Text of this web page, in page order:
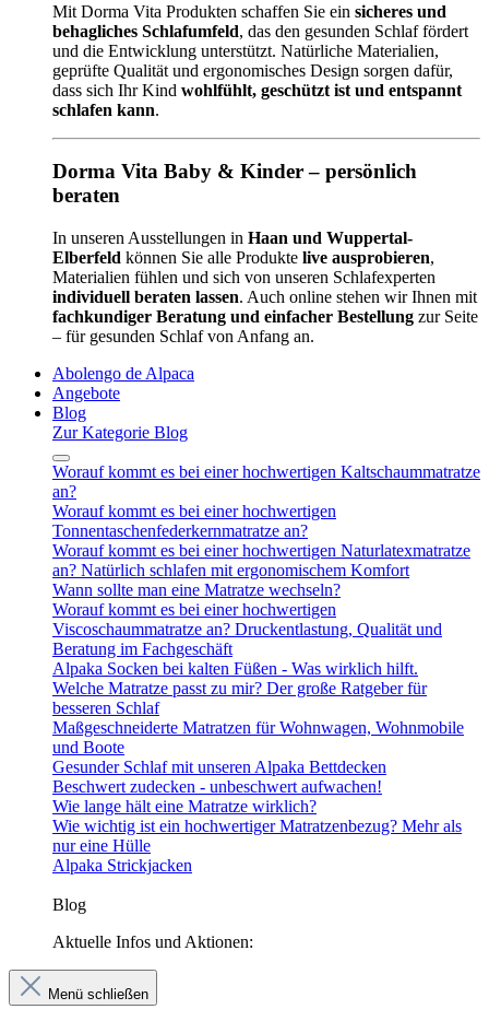
Mit Dorma Vita Produkten schaffen Sie ein sicheres und
behagliches Schlafumfeld, das den gesunden Schlaf fördert
und die Entwicklung unterstützt. Natürliche Materialien,
geprüfte Qualität und ergonomisches Design sorgen dafür,
dass sich Ihr Kind wohlfühlt, geschützt ist und entspannt
schlafen kann.
Dorma Vita Baby & Kinder – persönlich
beraten
In unseren Ausstellungen in Haan und Wuppertal-
Elberfeld können Sie alle Produkte live ausprobieren,
Materialien fühlen und sich von unseren Schlafexperten
individuell beraten lassen. Auch online stehen wir Ihnen mit
fachkundiger Beratung und einfacher Bestellung zur Seite
– für gesunden Schlaf von Anfang an.
Abolengo de Alpaca
Angebote
Blog
Zur Kategorie Blog
Worauf kommt es bei einer hochwertigen Kaltschaummatratze
an?
Worauf kommt es bei einer hochwertigen
Tonnentaschenfederkernmatratze an?
Worauf kommt es bei einer hochwertigen Naturlatexmatratze
an? Natürlich schlafen mit ergonomischem Komfort
Wann sollte man eine Matratze wechseln?
Worauf kommt es bei einer hochwertigen
Viscoschaummatratze an? Druckentlastung, Qualität und
Beratung im Fachgeschäft
Alpaka Socken bei kalten Füßen - Was wirklich hilft.
Welche Matratze passt zu mir? Der große Ratgeber für
besseren Schlaf
Maßgeschneiderte Matratzen für Wohnwagen, Wohnmobile
und Boote
Gesunder Schlaf mit unseren Alpaka Bettdecken
Beschwert zudecken - unbeschwert aufwachen!
Wie lange hält eine Matratze wirklich?
Wie wichtig ist ein hochwertiger Matratzenbezug? Mehr als
nur eine Hülle
Alpaka Strickjacken
Blog
Aktuelle Infos und Aktionen:
Menü schließen